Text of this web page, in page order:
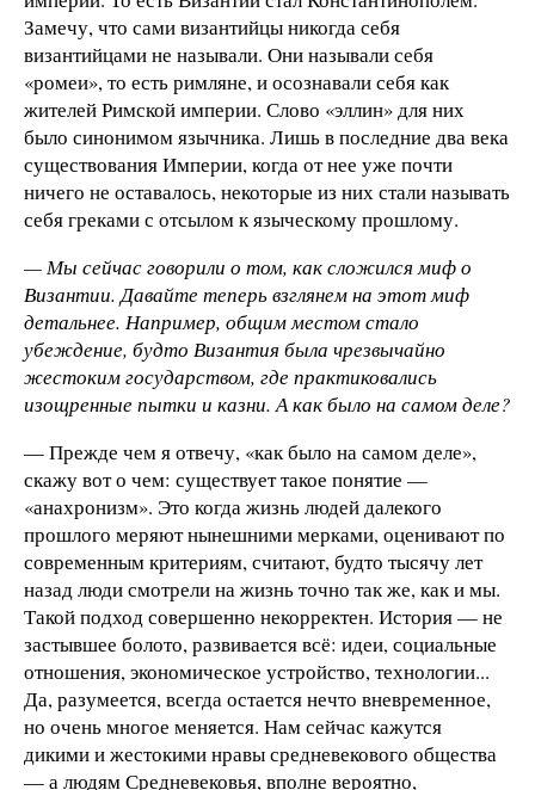
Замечу, что сами византийцы никогда себя
византийцами не называли. Они называли себя
«ромеи», то есть римляне, и осознавали себя как
жителей Римской империи. Слово «эллин» для них
было синонимом язычника. Лишь в последние два века
существования Империи, когда от нее уже почти
ничего не оставалось, некоторые из них стали называть
себя греками с отсылом к языческому прошлому.
— Мы сейчас говорили о том, как сложился миф о
Византии. Давайте теперь взглянем на этот миф
детальнее. Например, общим местом стало
убеждение, будто Византия была чрезвычайно
жестоким государством, где практиковались
изощренные пытки и казни. А как было на самом деле?
— Прежде чем я отвечу, «как было на самом деле»,
скажу вот о чем: существует такое понятие —
«анахронизм». Это когда жизнь людей далекого
прошлого меряют нынешними мерками, оценивают по
современным критериям, считают, будто тысячу лет
назад люди смотрели на жизнь точно так же, как и мы.
Такой подход совершенно некорректен. История — не
застывшее болото, развивается всё: идеи, социальные
отношения, экономическое устройство, технологии...
Да, разумеется, всегда остается нечто вневременное,
но очень многое меняется. Нам сейчас кажутся
дикими и жестокими нравы средневекового общества
— а людям Средневековья, вполне вероятно,